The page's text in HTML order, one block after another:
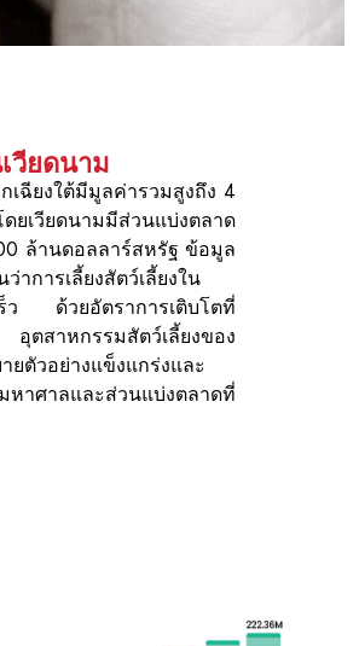
วียดนาม
เฉียงใต้มีมูลค่ารวมสูงถึง 4
ยดนามมีส่วนแบ่งตลาด
ล้านดอลลาร์สหรัฐ ข้อมูล
าการเลี้ยงสัตว์เลี้ยงใน
ร็ว ด้วยอัตราการเติบโตที่
าหกรรมสัตว์เลี้ยงของ
ยตัวอย่างแข็งแกร่งและ
าศาลและส่วนแบ่งตลาดที่